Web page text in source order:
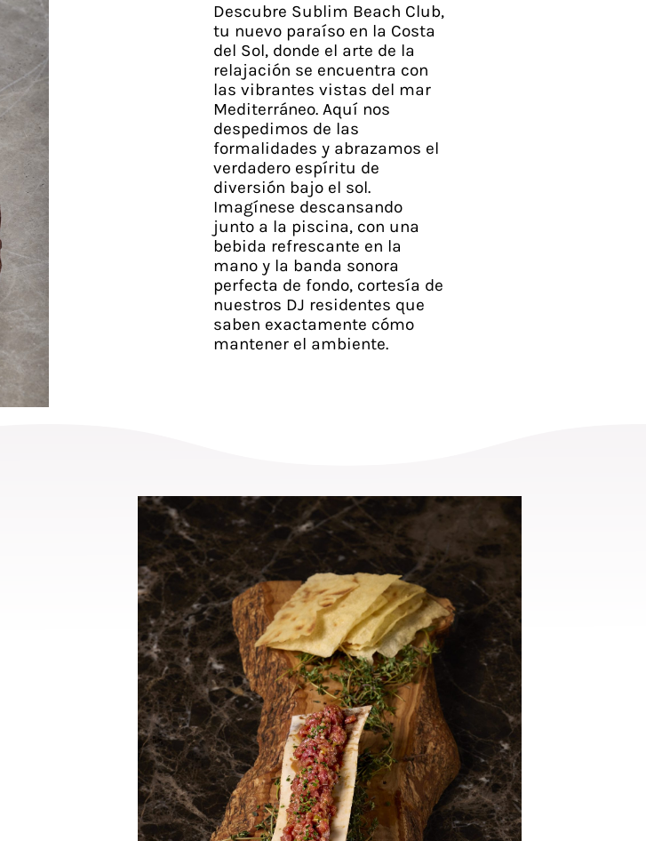
Descubre Sublim Beach Club,
tu nuevo paraíso en la Costa
del Sol, donde el arte de la
relajación se encuentra con
las vibrantes vistas del mar
Mediterráneo. Aquí nos
despedimos de las
formalidades y abrazamos el
verdadero espíritu de
diversión bajo el sol.
Imagínese descansando
junto a la piscina, con una
bebida refrescante en la
mano y la banda sonora
perfecta de fondo, cortesía de
nuestros DJ residentes que
saben exactamente cómo
mantener el ambiente.